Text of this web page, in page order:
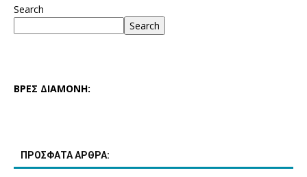
Search
Search
ΒΡΕΣ ΔΙΑΜΟΝΗ:
ΠΡΟΣΦΑΤΑ ΑΡΘΡΑ: